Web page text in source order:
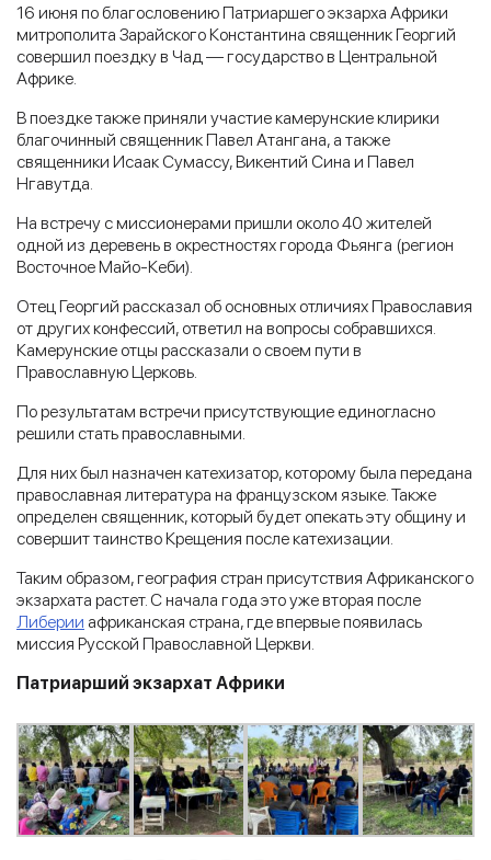
16 июня по благословению Патриаршего экзарха Африки
митрополита Зарайского Константина священник Георгий
совершил поездку в Чад — государство в Центральной
Африке.
В поездке также приняли участие камерунские клирики
благочинный священник Павел Атангана, а также
священники Исаак Сумассу, Викентий Сина и Павел
Нгавутда.
На встречу с миссионерами пришли около 40 жителей
одной из деревень в окрестностях города Фьянга (регион
Восточное Майо-Кеби).
Отец Георгий рассказал об основных отличиях Православия
от других конфессий, ответил на вопросы собравшихся.
Камерунские отцы рассказали о своем пути в
Православную Церковь.
По результатам встречи присутствующие единогласно
решили стать православными.
Для них был назначен катехизатор, которому была передана
православная литература на французском языке. Также
определен священник, который будет опекать эту общину и
совершит таинство Крещения после катехизации.
Таким образом, география стран присутствия Африканского
экзархата растет. С начала года это уже вторая после
Либерии африканская страна, где впервые появилась
миссия Русской Православной Церкви.
Патриарший экзархат Африки